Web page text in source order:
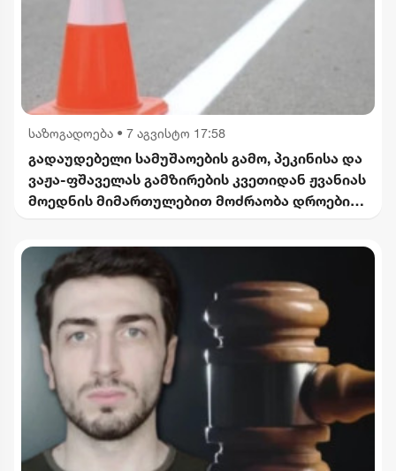
საზოგადოება • 7 აგვისტო 17:58
გადაუდებელი სამუშაოების გამო, პეკინისა და
ვაჟა-ფშაველას გამზირების კვეთიდან ჟვანიას
მოედნის მიმართულებით მოძრაობა დროებით